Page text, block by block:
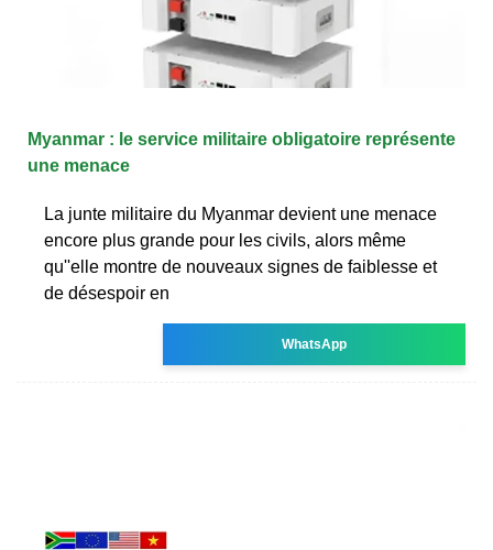
Myanmar : le service militaire obligatoire représente
une menace
La junte militaire du Myanmar devient une menace
encore plus grande pour les civils, alors même
qu''elle montre de nouveaux signes de faiblesse et
de désespoir en
WhatsApp